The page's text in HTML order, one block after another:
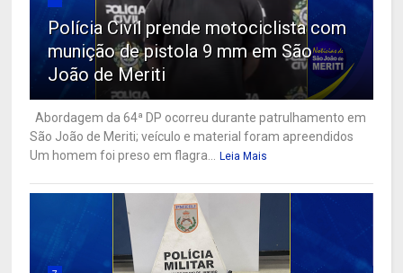
Polícia Civil prende motociclista com
munição de pistola 9 mm em São
João de Meriti
Abordagem da 64ª DP ocorreu durante patrulhamento em
São João de Meriti; veículo e material foram apreendidos
Um homem foi preso em flagra... Leia Mais